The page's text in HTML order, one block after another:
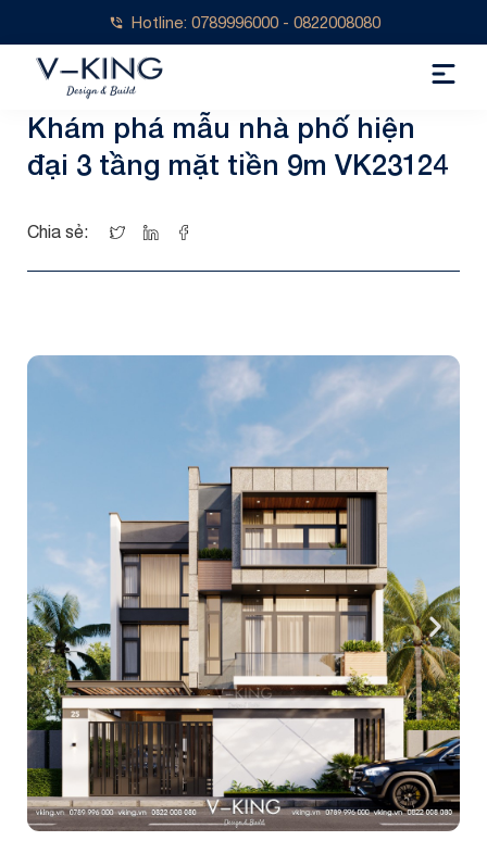
Hotline: 0789996000 - 0822008080
Khám phá mẫu nhà phố hiện
đại 3 tầng mặt tiền 9m VK23124
Chia sẻ: